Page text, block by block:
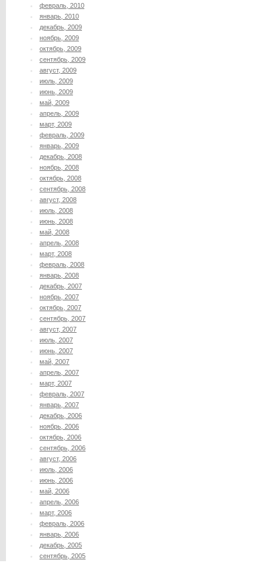
февраль, 2010
январь, 2010
декабрь, 2009
ноябрь, 2009
октябрь, 2009
сентябрь, 2009
август, 2009
июль, 2009
июнь, 2009
май, 2009
апрель, 2009
март, 2009
февраль, 2009
январь, 2009
декабрь, 2008
ноябрь, 2008
октябрь, 2008
сентябрь, 2008
август, 2008
июль, 2008
июнь, 2008
май, 2008
апрель, 2008
март, 2008
февраль, 2008
январь, 2008
декабрь, 2007
ноябрь, 2007
октябрь, 2007
сентябрь, 2007
август, 2007
июль, 2007
июнь, 2007
май, 2007
апрель, 2007
март, 2007
февраль, 2007
январь, 2007
декабрь, 2006
ноябрь, 2006
октябрь, 2006
сентябрь, 2006
август, 2006
июль, 2006
июнь, 2006
май, 2006
апрель, 2006
март, 2006
февраль, 2006
январь, 2006
декабрь, 2005
сентябрь, 2005